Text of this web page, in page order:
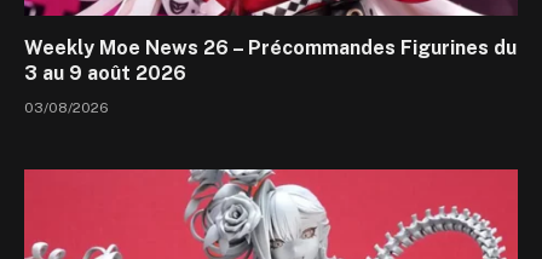
Weekly Moe News 26 – Précommandes Figurines du
3 au 9 août 2026
03/08/2026